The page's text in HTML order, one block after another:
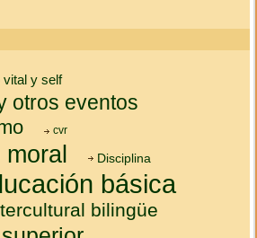
vital y self
otros eventos
cvr
moral Disciplina
básica
bilingüe